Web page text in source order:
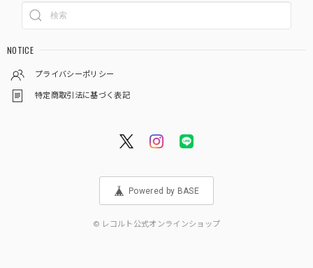
NOTICE
プライバシーポリシー
特定商取引法に基づく表記
Powered by BASE
© レコルト公式オンラインショップ